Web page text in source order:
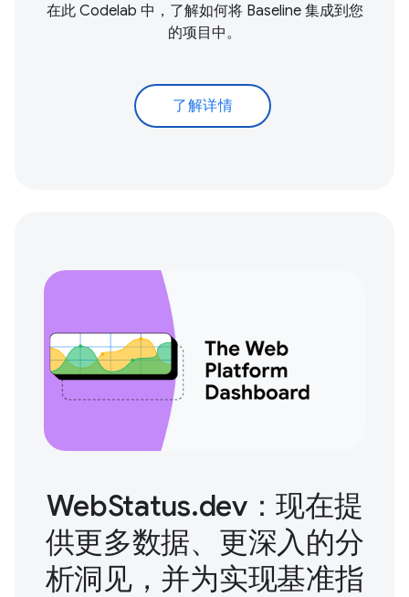
在此 Codelab 中，了解如何将 Baseline 集成到您
的项目中。
了解详情
WebStatus.dev：现在提
供更多数据、更深入的分
析洞见，并为实现基准指